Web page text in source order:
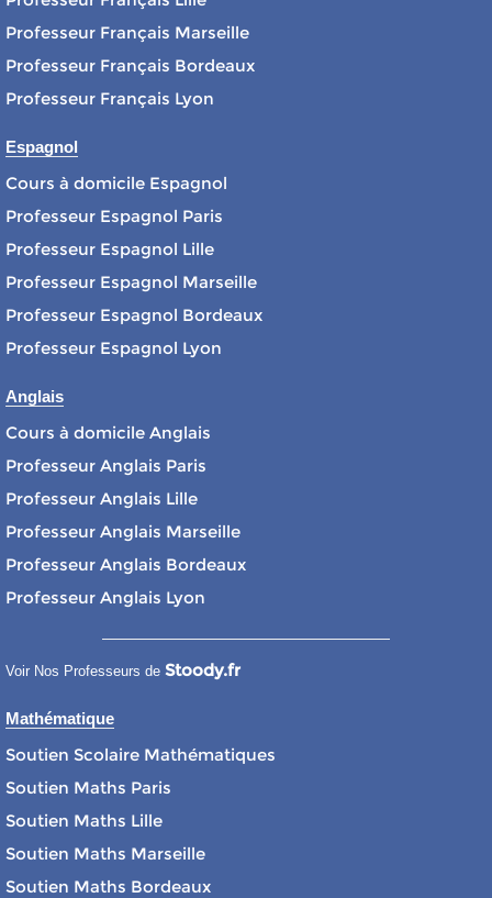
Professeur Français Marseille
Professeur Français Bordeaux
Professeur Français Lyon
Espagnol
Cours à domicile Espagnol
Professeur Espagnol Paris
Professeur Espagnol Lille
Professeur Espagnol Marseille
Professeur Espagnol Bordeaux
Professeur Espagnol Lyon
Anglais
Cours à domicile Anglais
Professeur Anglais Paris
Professeur Anglais Lille
Professeur Anglais Marseille
Professeur Anglais Bordeaux
Professeur Anglais Lyon
Voir Nos Professeurs de Stoody.fr
Mathématique
Soutien Scolaire Mathématiques
Soutien Maths Paris
Soutien Maths Lille
Soutien Maths Marseille
Soutien Maths Bordeaux